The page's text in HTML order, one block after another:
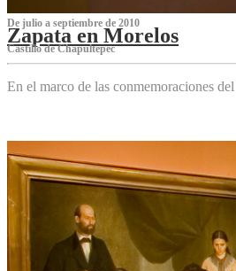
De julio a septiembre de 2010
Zapata en Morelos
Castillo de Chapultepec
En el marco de las conmemoraciones